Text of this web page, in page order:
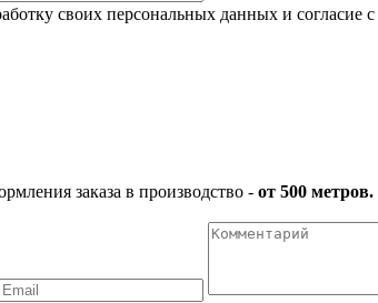
своих персональных данных и согласие с
заказа в производство - от 500 метров.